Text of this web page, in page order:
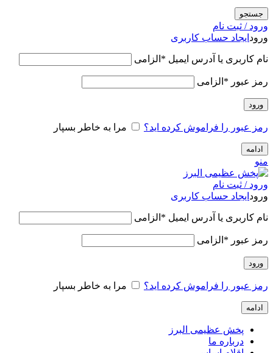
جستجو
ورود / ثبت نام
ورود ایجاد حساب کاربری
نام کاربری یا آدرس ایمیل * الزامی
رمز عبور * الزامی
ورود
رمز عبور را فراموش کرده اید؟ مرا به خاطر بسپار
ادامه
منو
ورود / ثبت نام
ورود ایجاد حساب کاربری
نام کاربری یا آدرس ایمیل * الزامی
رمز عبور * الزامی
ورود
رمز عبور را فراموش کرده اید؟ مرا به خاطر بسپار
ادامه
پخش عظیمی البرز
درباره ما